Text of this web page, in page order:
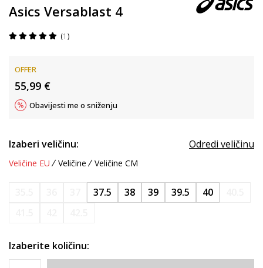
Asics Versablast 4
1
OFFER
55,99 €
Obavijesti me o sniženju
Izaberi veličinu: Odredi veličinu
Veličine EU Veličine Veličine CM
37.5 38 39 39.5 40
Izaberite količinu: